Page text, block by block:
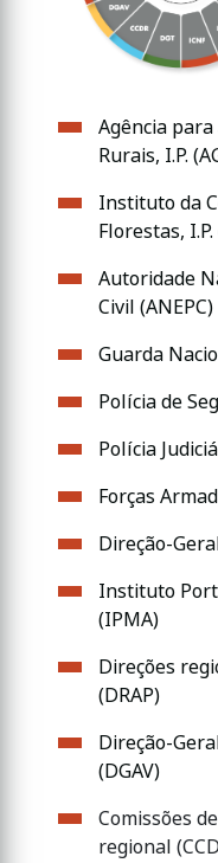
Agência
Rurais, I.P.
Instituto da
Florestas,
Autoridade
Civil (ANEPC)
Guarda
Polícia de
Polícia
Forças
Direção-
Instituto
(IPMA)
Direções
(DRAP)
Direção-
(DGAV)
Comissões
regional